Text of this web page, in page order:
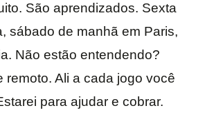
São aprendizados. Sexta
sábado de manhã em Paris,
Não estão entendendo?
remoto. Ali a cada jogo você
para ajudar e cobrar.